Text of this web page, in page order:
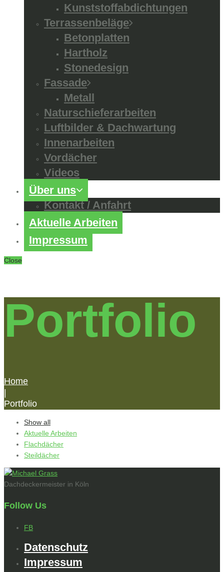
Kunststoffabdichtungen
Terrassenbeläge
Betonplatten
Hartholz
Stonedesign
Fassade
Metall
Naturschieferarbeiten
Luftbilder & Dachwartung
Innenarbeiten
Vordächer
Videos
Über uns
Kontakt / Anfahrt
Aktuelle Arbeiten
Impressum
Close
Portfolio
Home
Portfolio
Show all
Aktuelle Arbeiten
Flachdächer
Steildächer
Dachdeckermeister in Köln
Follow Us
FB
Datenschutz
Impressum